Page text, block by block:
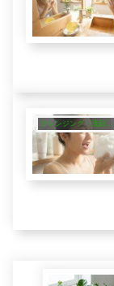
クレンジング・洗顔・ピーリング